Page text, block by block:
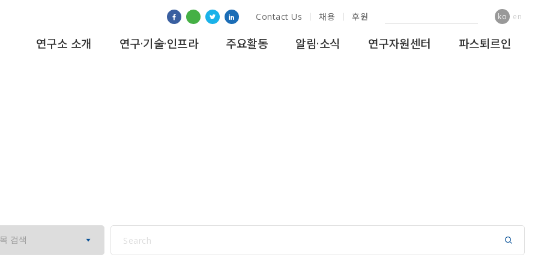
Contact Us 채용 후원 ko en
연구소 소개 연구·기술·인프라 주요활동 알림·소식 연구자원센터 파스퇴르인